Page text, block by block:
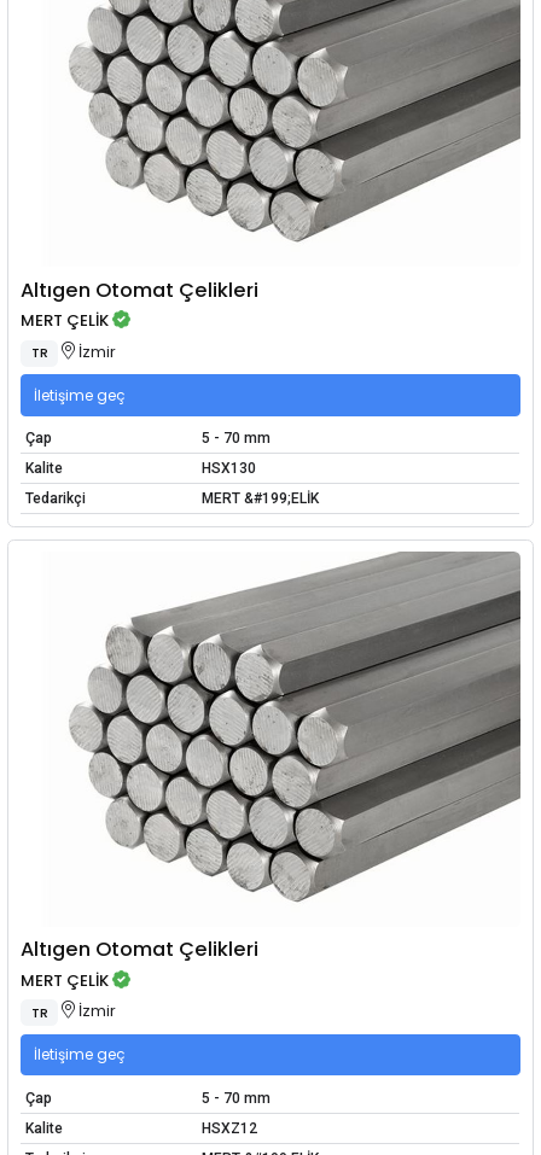
Altıgen Otomat Çelikleri
MERT ÇELİK
TR İzmir
İletişime geç
Çap
5 - 70 mm
Kalite
HSX130
Tedarikçi
MERT &#199;ELİK
Altıgen Otomat Çelikleri
MERT ÇELİK
TR İzmir
İletişime geç
Çap
5 - 70 mm
Kalite
HSXZ12